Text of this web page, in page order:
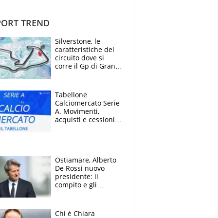
TREND
Silverstone, le
caratteristiche del
circuito dove si
corre il Gp di Gran
Tabellone
Calciomercato Serie
A. Movimenti,
acquisti e cessioni:
Ostiamare, Alberto
De Rossi nuovo
presidente: il
compito e gli
Chi è Chiara